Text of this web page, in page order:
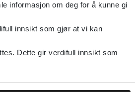
informasjon om deg for å kunne gi
innsikt som gjør at vi kan
Dette gir verdifull innsikt som